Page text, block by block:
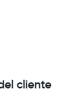
cliente